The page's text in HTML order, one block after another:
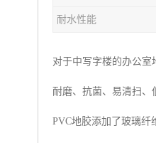
耐水性能
对于中写字楼的办公
耐磨、抗菌、易清扫、
PVC地胶添加了玻璃纤